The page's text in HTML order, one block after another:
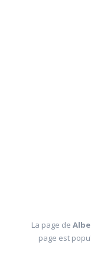
La page de
page est